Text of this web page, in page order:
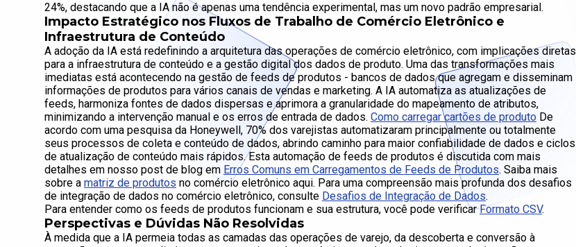
24%, destacando que a IA não é apenas uma tendência experimental, mas um novo padrão empresarial.
Impacto Estratégico nos Fluxos de Trabalho de Comércio Eletrônico e
Infraestrutura de Conteúdo
A adoção da IA está redefinindo a arquitetura das operações de comércio eletrônico, com implicações diretas
para a infraestrutura de conteúdo e a gestão digital dos dados de produto. Uma das transformações mais
imediatas está acontecendo na gestão de feeds de produtos - bancos de dados que agregam e disseminam
informações de produtos para vários canais de vendas e marketing. A IA automatiza as atualizações de
feeds, harmoniza fontes de dados dispersas e aprimora a granularidade do mapeamento de atributos,
minimizando a intervenção manual e os erros de entrada de dados. Como carregar cartões de produto De
acordo com uma pesquisa da Honeywell, 70% dos varejistas automatizaram principalmente ou totalmente
seus processos de coleta e conteúdo de dados, abrindo caminho para maior confiabilidade de dados e ciclos
de atualização de conteúdo mais rápidos. Esta automação de feeds de produtos é discutida com mais
detalhes em nosso post de blog em Erros Comuns em Carregamentos de Feeds de Produtos. Saiba mais
sobre a matriz de produtos no comércio eletrônico aqui. Para uma compreensão mais profunda dos desafios
de integração de dados no comércio eletrônico, consulte Desafios de Integração de Dados.
Para entender como os feeds de produtos funcionam e sua estrutura, você pode verificarFormato CSV.
Perspectivas e Dúvidas Não Resolvidas
À medida que a IA permeia todas as camadas das operações de varejo, da descoberta e conversão à